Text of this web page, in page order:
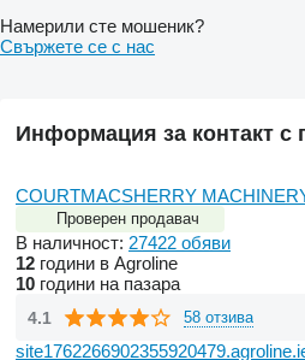
Намерили сте мошеник?
Свържете се с нас
Информация за контакт с
COURTMACSHERRY
Проверен продавач
В наличност: 27422 обяви
12 години в Agroline
10 години на пазара
4.1 58 отзива